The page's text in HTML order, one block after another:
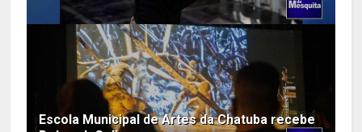
Escola Municipal de Artes da Chatuba recebe